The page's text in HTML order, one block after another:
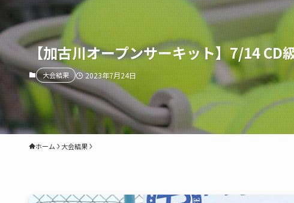
【加古川オープンサーキット】7/14 CD
大会結果 2023年7月24日
ホーム 大会結果